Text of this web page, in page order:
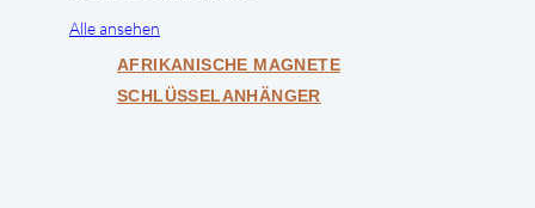
Alle ansehen
AFRIKANISCHE MAGNETE
SCHLÜSSELANHÄNGER